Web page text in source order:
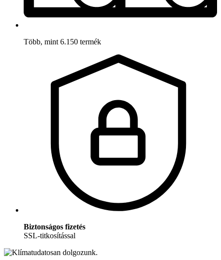
Több, mint 6.150 termék
Biztonságos fizetés
SSL-titkosítással